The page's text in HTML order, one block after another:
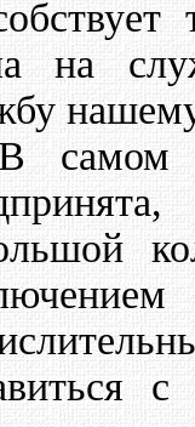
на
самом